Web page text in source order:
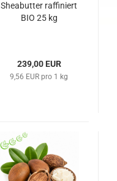
Sheabutter raffiniert
BIO 25 kg
239,00 EUR
9,56 EUR pro 1 kg